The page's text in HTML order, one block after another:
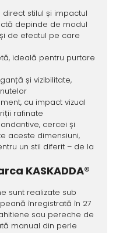
stilul și impactul
depinde de modul
de efectul pe care
ideală pentru purtare
și vizibilitate,
cu impact vizual
rafinate
cercei și
aceste dimensiuni,
un stil diferit – de la
KASKADDA®
sunt realizate sub
înregistrată în 27
sau pereche de
manual din perle